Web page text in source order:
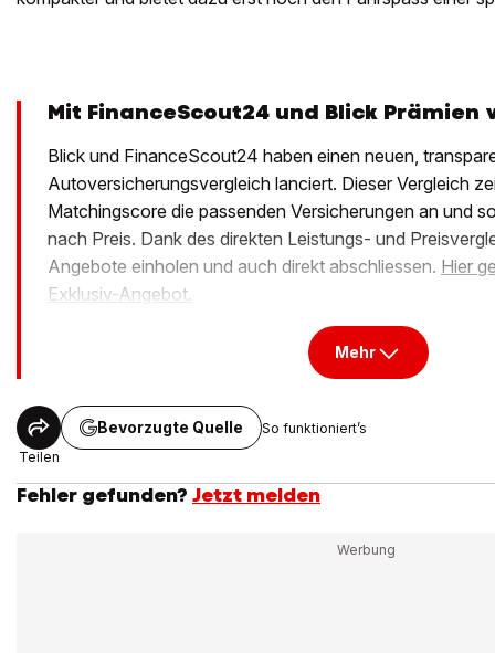
Mit FinanceScout24 und Blick Prämien
Blick und FinanceScout24 haben einen neuen,
Autoversicherungsvergleich lanciert. Dieser Vergleich
Matchingscore die passenden Versicherungen an und
nach Preis. Dank des direkten Leistungs- und
Angebote einholen und auch direkt abschliessen. Hier
Exklusiv-Angebot.
Mehr
Teilen
Bevorzugte Quelle So funktioniert’s
Fehler gefunden? Jetzt melden